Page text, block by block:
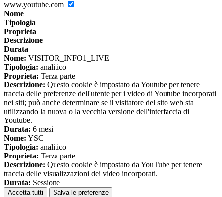
www.youtube.com
Nome
Tipologia
Proprieta
Descrizione
Durata
Nome: VISITOR_INFO1_LIVE
Tipologia: analitico
Proprieta: Terza parte
Descrizione: Questo cookie è impostato da Youtube per tenere
traccia delle preferenze dell'utente per i video di Youtube incorporati
nei siti; può anche determinare se il visitatore del sito web sta
utilizzando la nuova o la vecchia versione dell'interfaccia di
Youtube.
Durata: 6 mesi
Nome: YSC
Tipologia: analitico
Proprieta: Terza parte
Descrizione: Questo cookie è impostato da YouTube per tenere
traccia delle visualizzazioni dei video incorporati.
Durata: Sessione
Accetta tutti Salva le preferenze